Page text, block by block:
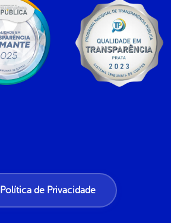
Política de Privacidade